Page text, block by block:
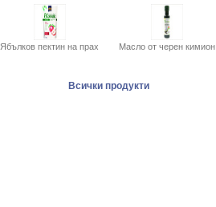
Ябълков пектин на прах Масло от черен кимион
Всички продукти